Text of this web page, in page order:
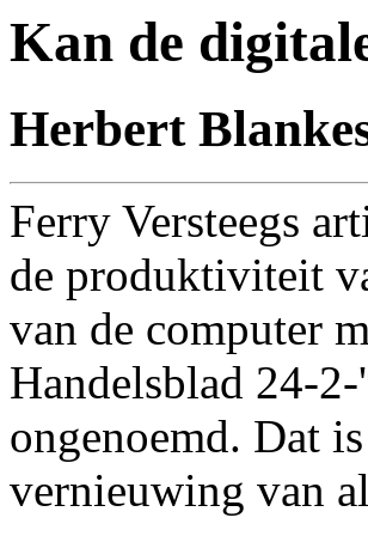
Kan de
Herbert
Ferry Versteegs
de produktiviteit
van de computer
Handelsblad 24-
ongenoemd. Dat
vernieuwing van